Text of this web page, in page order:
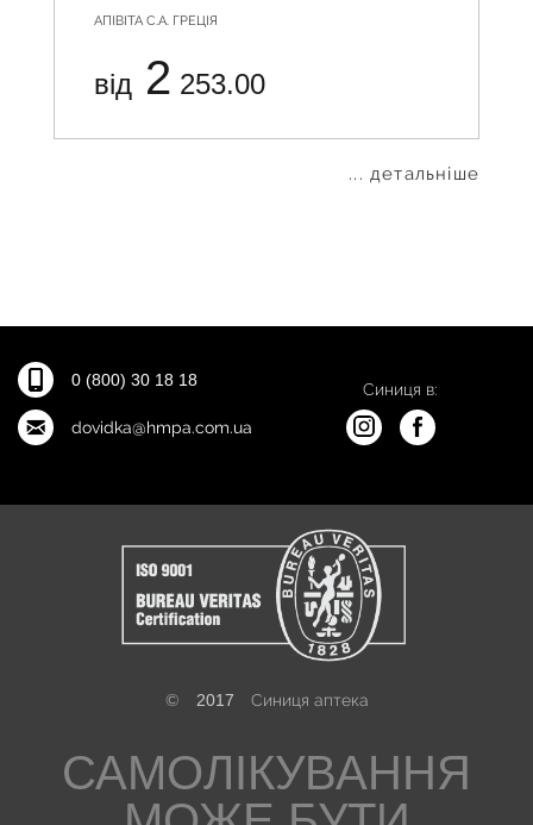
АПІВІТА С.А. ГРЕЦІЯ
від 2 253.00
... детальніше
0 (800) 30 18 18
dovidka@hmpa.com.ua
Синиця в:
© 2017 Синиця аптека
САМОЛІКУВАННЯ